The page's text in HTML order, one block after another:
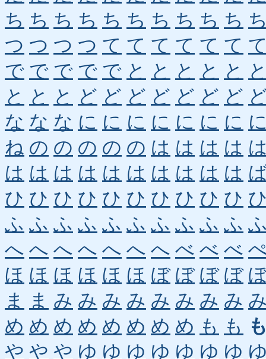
ち ち ち ち ち ち ち ち ち ち
つ つ つ つ て て て て て て
で で で で で と と と と と
と と と ど ど ど ど ど ど ど
な な な に に に に に に に
ね の の の の の は は は は
は は は は は は は は は は
ひ ひ ひ ひ ひ ひ ひ ひ ひ ひ
ふ ふ ふ ふ ふ ふ ふ ふ ふ ふ
へ へ へ へ へ へ へ べ べ べ
ほ ほ ほ ほ ほ ほ ぼ ぼ ぼ ぼ
ま
ま み み み み み み み み
め め め め め め め め も も
や や や ゆ ゆ ゆ ゆ ゆ ゆ ゆ